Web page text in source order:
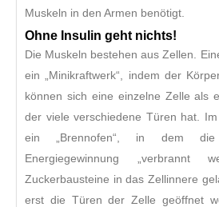
Muskeln in den Armen benötigt.
Ohne Insulin geht nichts!
Die Muskeln bestehen aus Zellen.
ein „Minikraftwerk“, indem der
können sich eine einzelne Zelle als
der viele verschiedene Türen hat.
ein „Brennofen“, in dem die
Energiegewinnung „verbrannt
Zuckerbausteine in das Zellinnere
erst die Türen der Zelle geöffnet